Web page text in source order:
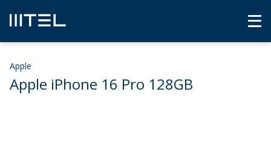
Apple
Apple iPhone 16 Pro 128GB